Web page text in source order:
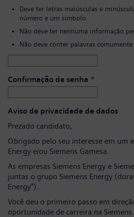
Deve ter letras maiúsculas e
número e um símbolo.
Não deve ter nenhuma informação
Não deve conter palavras comumente
Confirmação de senha *
Aviso de privacidade de dados
Prezado candidato,
Obrigado pelo seu interesse em um
Energy e/ou Siemens Gamesa.
As empresas Siemens Energy e
juntas o grupo Siemens Energy
Energy”).
Você deu o primeiro passo em
oportunidade de carreira na